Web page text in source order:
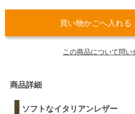
この商品について問い
商品詳細
ソフトなイタリアンレザー